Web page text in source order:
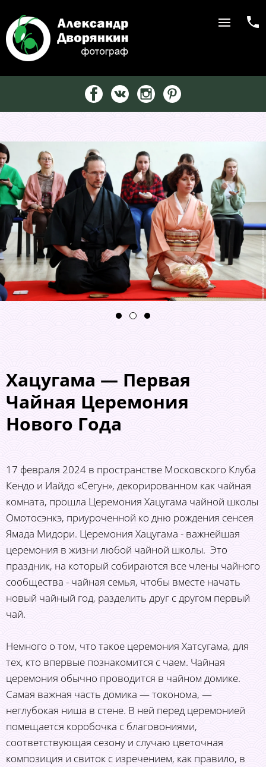
Хацугама — Первая
Чайная Церемония
Нового Года
17 февраля 2024 в пространстве Московского Клуба
Кендо и Иайдо «Сёгун», декорированном как чайная
комната, прошла Церемония Хацугама чайной школы
Омотосэнкэ, приуроченной ко дню рождения сенсея
Ямада Мидори. Церемония Хацугама - важнейшая
церемония в жизни любой чайной школы. ​ Это
праздник, на который собираются все члены чайного
сообщества - чайная семья, чтобы вместе начать
новый чайный год, разделить друг с другом первый
чай.
Немного о том, что такое церемония Хатсугама, для
тех, кто впервые познакомится с чаем. Чайная
церемония обычно проводится в чайном домике.
Самая важная часть домика — токонома, —
неглубокая ниша в стене. В ней перед церемонией
помещается коробочка с благовониями,
соответствующая сезону и случаю цветочная
композиция и свиток с изречением, как правило, в